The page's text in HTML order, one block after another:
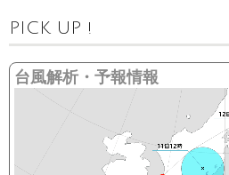
PICK UP !
台風解析・予報情報